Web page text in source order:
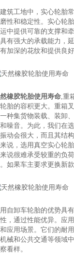
筑工地中，实心轮胎
性和稳定性。实心轮
中提供可靠的支撑和
有强大的承载能力，
加深的花纹和提供良好
橡胶轮胎使用寿命,重
胎的容积更大。重箱
种集货物装载、装卸
噪音。为此，我们在
动会很大，而且其结
说，选用真空实心轮
说很难承受较重的负
如果车主要求更换新
自卸车轮胎的优势具
，通过性能优异。应
应用场景。它们的耐
械和公共交通等领域
看样。